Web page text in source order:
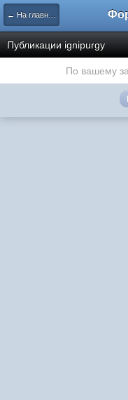
← На главную
Публикации ignipurgy
По вашему